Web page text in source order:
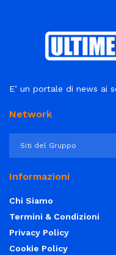
E’ un portale di news ai
Network
Informazioni
Chi Siamo
Termini & Condizioni
Privacy Policy
Cookie Policy